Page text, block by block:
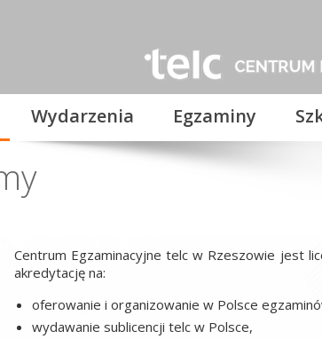
Wydarzenia Egzaminy
Centrum Egzaminacyjne telc w Rzeszowie jest
akredytację na:
oferowanie i organizowanie w Polsce
wydawanie sublicencji telc w Polsce,